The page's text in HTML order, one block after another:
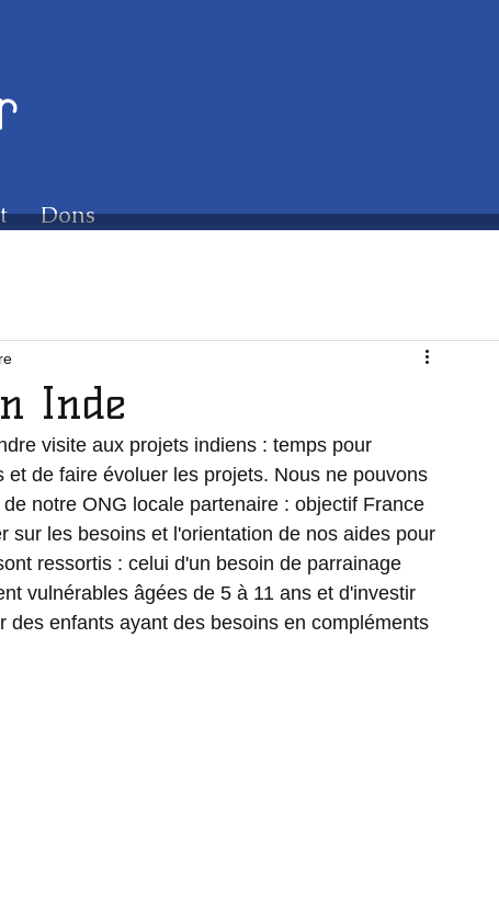
Dons
Inde
visite aux projets indiens : temps pour
de faire évoluer les projets. Nous ne pouvons
notre ONG locale partenaire : objectif France
sur les besoins et l'orientation de nos aides pour
ressortis : celui d'un besoin de parrainage
vulnérables âgées de 5 à 11 ans et d'investir
enfants ayant des besoins en compléments